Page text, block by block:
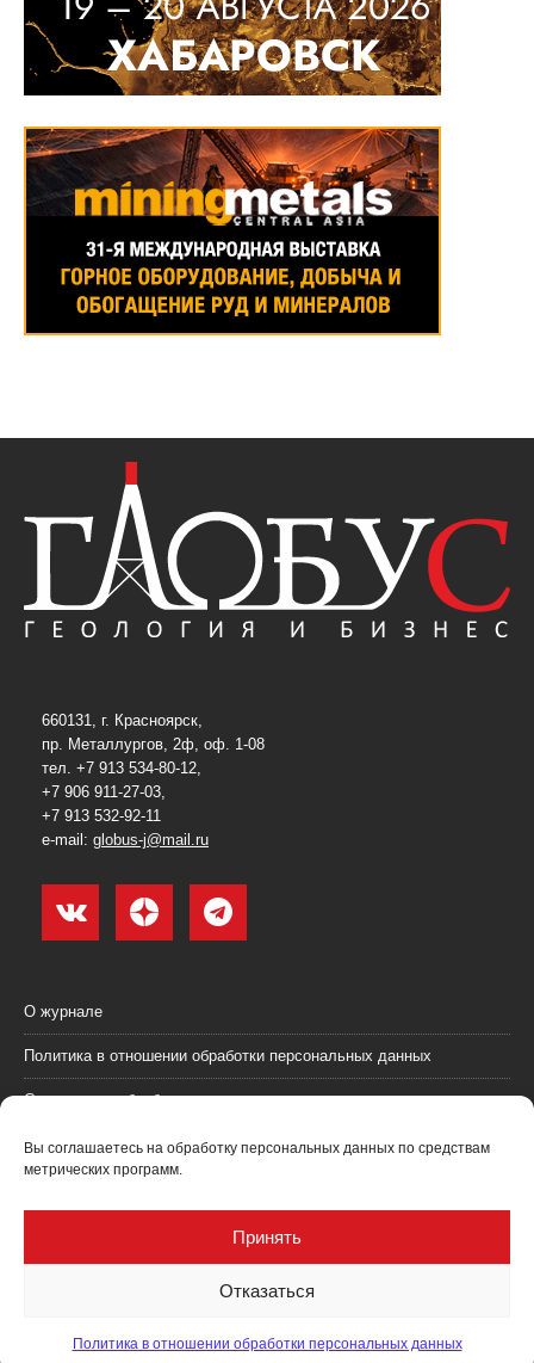
Вы соглашаетесь на обработку персональных данных по средствам
метрических программ.
Принять
Отказаться
Политика в отношении обработки персональных данных
660131, г. Красноярск,
пр. Металлургов, 2ф, оф. 1-08
тел. +7 913 534-80-12,
+7 906 911-27-03,
+7 913 532-92-11
e-mail: globus-j@mail.ru
О журнале
Политика в отношении обработки персональных данных
Согласие на обработку персональных данных
Пользовательское соглашение (оферта)
Журнал "Глобус: геология и бизнес" @ 2021. Все права соблюдены.